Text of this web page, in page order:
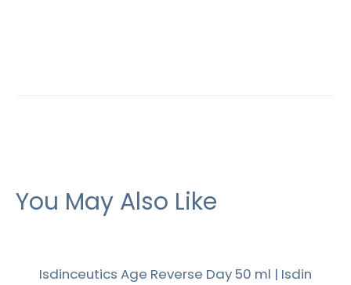
You May Also Like
Isdinceutics Age Reverse Day 50 ml | Isdin